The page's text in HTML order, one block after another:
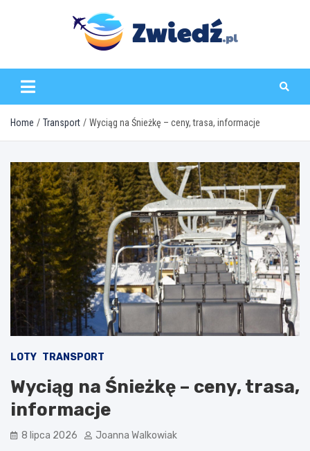
zwiedz.pl
Home Transport Wyciąg na Śnieżkę – ceny, trasa, informacje
LOTY TRANSPORT
Wyciąg na Śnieżkę – ceny, trasa,
informacje
8 lipca 2026 Joanna Walkowiak